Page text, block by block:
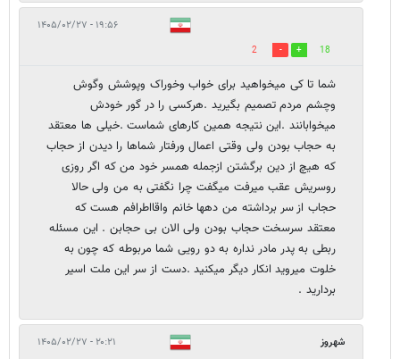
۱۹:۵۶ - ۱۴۰۵/۰۲/۲۷
18
2
شما تا کی میخواهید برای خواب وخوراک وپوشش وگوش
وچشم مردم تصمیم بگیرید .هرکسی را در گور خودش
میخوابانند .این نتیجه همین کارهای شماست .خیلی ها معتقد
به حجاب بودن ولی وقتی اعمال ورفتار شماها را دیدن از حجاب
که هیچ از دین برگشتن ازجمله همسر خود من که اگر روزی
روسریش عقب میرفت میگفت چرا نگفتی به من ولی حالا
حجاب از سر برداشته من دهها خانم واقااطرافم هست که
معتقد سرسخت حجاب بودن ولی الان بی حجابن . این مسئله
ربطی به پدر مادر نداره به دو رویی شما مربوطه که چون به
خلوت میروید انکار دیگر میکنید .دست از سر این ملت اسیر
بردارید .
شهروز ۲۰:۲۱ - ۱۴۰۵/۰۲/۲۷